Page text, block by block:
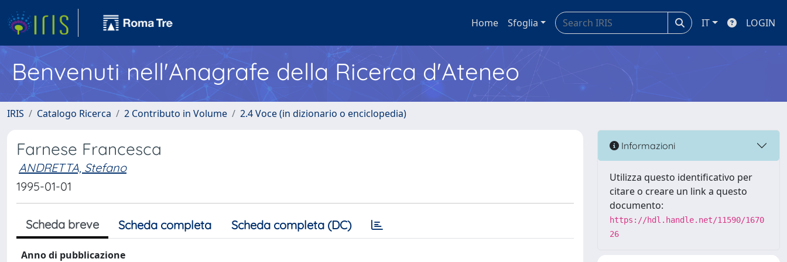
Home Sfoglia IT LOGIN
Benvenuti nell'Anagrafe della Ricerca d'Ateneo
IRIS Catalogo Ricerca 2 Contributo in Volume 2.4 Voce (in dizionario o enciclopedia)
Farnese Francesca
ANDRETTA, Stefano
1995-01-01
Scheda breve Scheda completa Scheda completa (DC)
Anno di pubblicazione
Informazioni
Utilizza questo identificativo per
citare o creare un link a questo
documento:
https://hdl.handle.net/11590/1670
26